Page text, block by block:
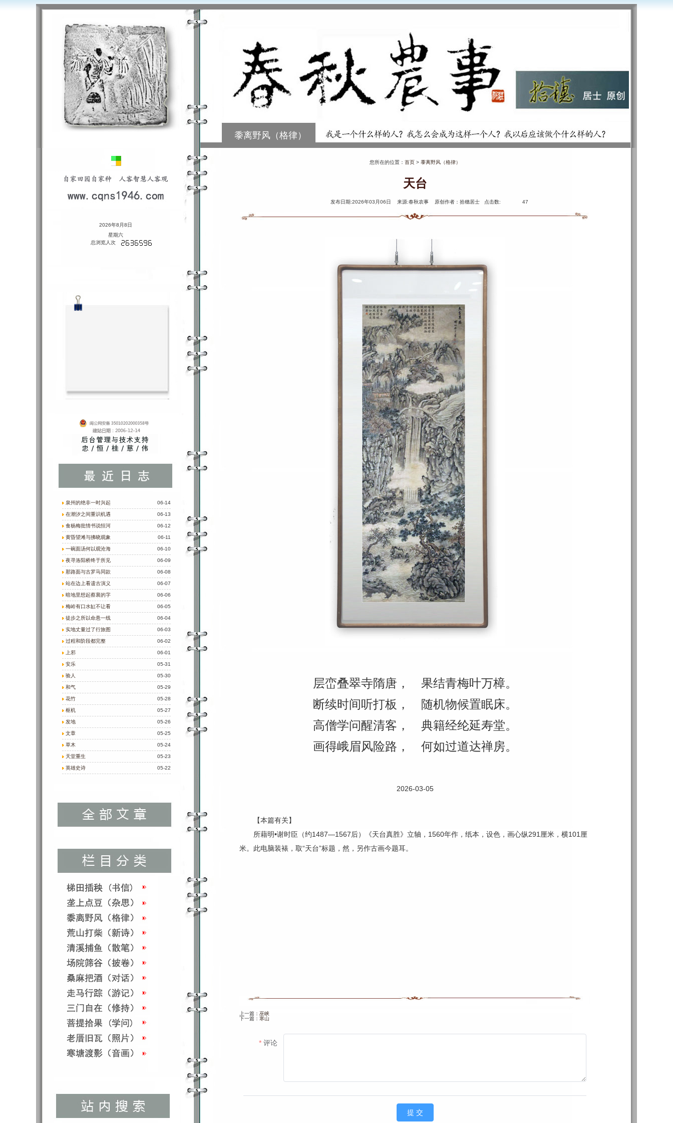
黍离野风（格律）
2026年8月8日
星期六
总浏览人次
06-14
泉州的绝非一时兴起
06-13
在潮汐之间重识机遇
06-12
食杨梅批情书说恒河
06-11
黄昏望滩与拂晓观象
06-10
一碗面汤何以观沧海
06-09
夜寻洛阳桥终于所见
06-08
那路面与古罗马同款
06-07
站在边上看遗古演义
06-06
暗地里想起蔡襄的字
06-05
梅岭有口水缸不让看
06-04
徒步之所以命悬一线
06-03
实地丈量过了行旅图
06-02
过程和阶段都完整
06-01
上邪
05-31
安乐
05-30
验人
05-29
和气
05-28
花竹
05-27
枢机
05-26
发地
05-25
文章
05-24
草木
05-23
天堂重生
05-22
英雄史诗
您所在的位置： 首页 > 黍离野风（格律）
天台
发布日期:2026年03月06日 来源:春秋农事 原创作者：拾穗居士 点击数: 47
层峦叠翠寺隋唐， 果结青梅叶万樟。
断续时间听打板， 随机物候置眠床。
高僧学问醒清客， 典籍经纶延寿堂。
画得峨眉风险路， 何如过道达禅房。
2026-03-05
【本篇有关】
所藉明•谢时臣（约1487—1567后）《天台真胜》立轴，1560年作，纸本，设色，画心纵291厘米，横101厘
米。此电脑装裱，取“天台”标题，然，另作古画今题耳。
上一篇： 巫峡
下一篇： 寒山